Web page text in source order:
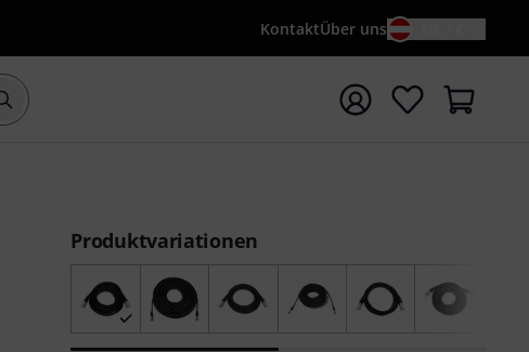
KontaktÜber uns
Suche mit Suchwort {searchTerm} starten
Produktvariationen